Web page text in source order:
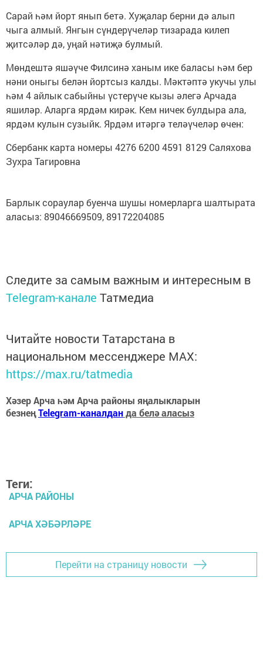
Сарай һәм йорт янып бетә. Хуҗалар берни дә алып
чыга алмый. Янгын сүндерүчеләр тизарада килеп
җитсәләр дә, уңай нәтиҗә булмый.
Мөндештә яшәүче Филсинә ханым ике баласы һәм бер
нәни оныгы белән йортсыз калды. Мәктәптә укучы улы
һәм 4 айлык сабыйны үстерүче кызы әлегә Арчада
яшиләр. Аларга ярдәм кирәк. Кем ничек булдыра ала,
ярдәм кулын сузыйк. Ярдәм итәргә теләүчеләр өчен:
Сбербанк карта номеры 4276 6200 4591 8129 Саляхова
Зухра Тагировна
Барлык сораулар буенча шушы номерларга шалтырата
аласыз: 89046669509, 89172204085
Следите за самым важным и интересным в
Telegram-канале Татмедиа
Читайте новости Татарстана в
национальном мессенджере MАХ:
https://max.ru/tatmedia
Хәзер Арча һәм Арча районы яңалыкларын
безнеңTelegram-каналданда белә аласыз
Теги:
АРЧА РАЙОНЫ
АРЧА ХӘБӘРЛӘРЕ
Перейти на страницу новости